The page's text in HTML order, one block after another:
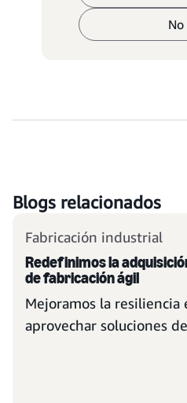
No
Blogs relacionados
Fabricación industrial
Redefinimos la
de fabricación ágil
Mejoramos la resiliencia
aprovechar soluciones